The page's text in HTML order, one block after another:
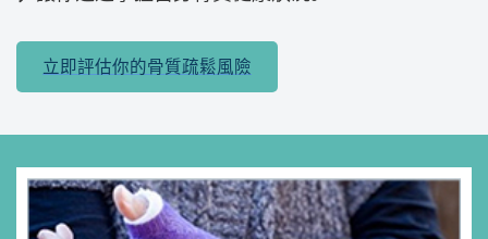
立即評估你的骨質疏鬆風險